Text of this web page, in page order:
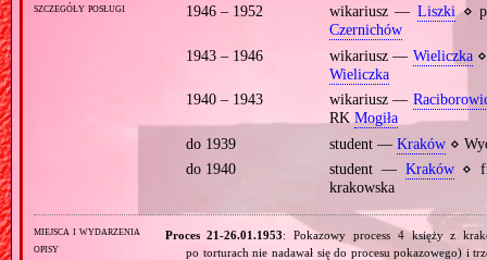
szczegóły posługi 1946 – 1952 wikariusz —Liszki ⋄
Czernichów
1943 – 1946
wikariusz — Wieliczka⋄
Wieliczka
1940 – 1943
wikariusz —
RK Mogiła
do 1939
student — Kraków⋄
do 1940
student — Kraków⋄
krakowska
miejsca i wydarzenia
opisy
Proces 21‐26.01.1953: Pokazowy process 4 księży z
po torturach nie nadawał się do procesu pokazowego) i